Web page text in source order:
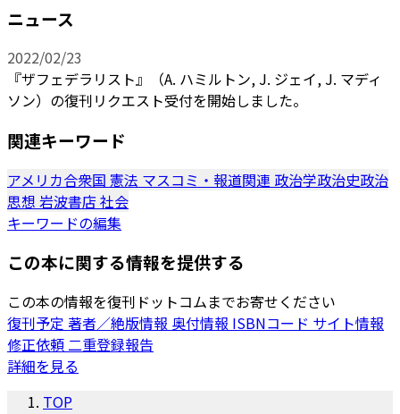
ニュース
2022/02/23
『ザフェデラリスト』（A. ハミルトン, J. ジェイ, J. マディ
ソン）の復刊リクエスト受付を開始しました。
関連キーワード
アメリカ合衆国 憲法 マスコミ・報道関連 政治学政治史政治
思想 岩波書店社会
キーワードの編集
この本に関する情報を提供する
この本の情報を復刊ドットコムまでお寄せください
復刊予定 著者／絶版情報 奥付情報 ISBNコード サイト情報
修正依頼二重登録報告
詳細を見る
TOP